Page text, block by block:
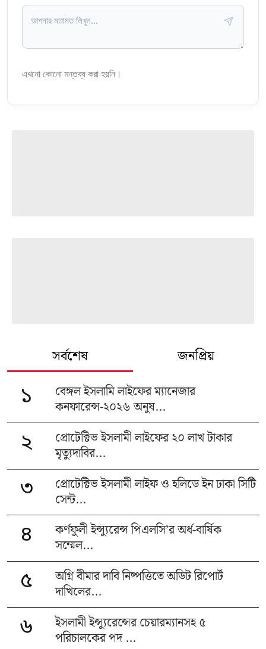
এখনো কোনো মন্তব্য করা হয়নি।
সর্বশেষ জনপ্রিয়
১
বেঙ্গল ইসলামি লাইফের ম্যানেজার
কনফারেন্স-২০২৬ অনুষ...
২
প্রোটেক্টিভ ইসলামী লাইফের ২০ লাখ টাকার
মৃত্যুদাবির...
৩
প্রোটেক্টিভ ইসলামী লাইফ ও হলিডে ইন ঢাকা সিটি
সেন্ট...
৪
কর্ণফুলী ইন্স্যুরেন্স পিএলসি’র অর্ধ-বার্ষিক
সম্মেল...
৫
অগ্নি বীমার দাবি নিষ্পত্তিতে অডিট রিপোর্ট
দাখিলের...
৬
ইসলামী ইন্স্যুরেন্সের চেয়ারম্যানসহ ৫
পরিচালকের পদ ...